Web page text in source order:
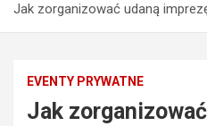
Jak zorganizować udaną
EVENTY PRYWATNE
Jak